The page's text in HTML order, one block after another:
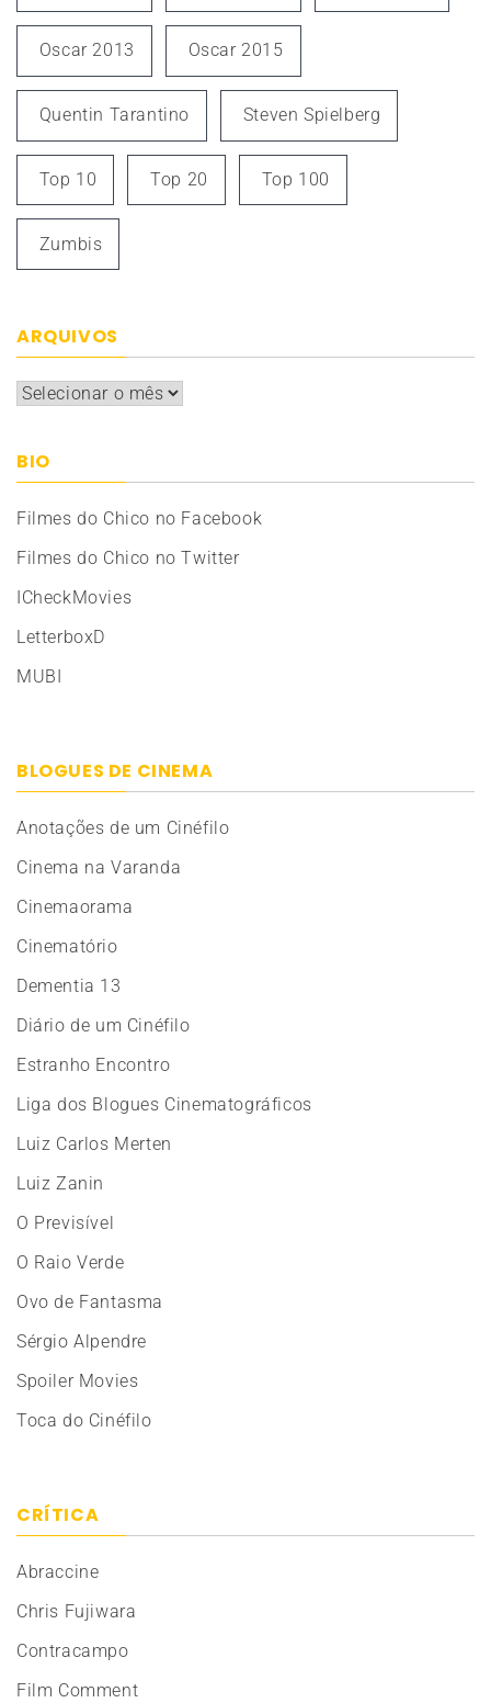
Oscar 2013 Oscar 2015
Quentin Tarantino Steven Spielberg
Top 10 Top 20 Top 100
Zumbis
ARQUIVOS
Arquivos
BIO
Filmes do Chico no Facebook
Filmes do Chico no Twitter
ICheckMovies
LetterboxD
MUBI
BLOGUES DE CINEMA
Anotações de um Cinéfilo
Cinema na Varanda
Cinemaorama
Cinematório
Dementia 13
Diário de um Cinéfilo
Estranho Encontro
Liga dos Blogues Cinematográficos
Luiz Carlos Merten
Luiz Zanin
O Previsível
O Raio Verde
Ovo de Fantasma
Sérgio Alpendre
Spoiler Movies
Toca do Cinéfilo
CRÍTICA
Abraccine
Chris Fujiwara
Contracampo
Film Comment